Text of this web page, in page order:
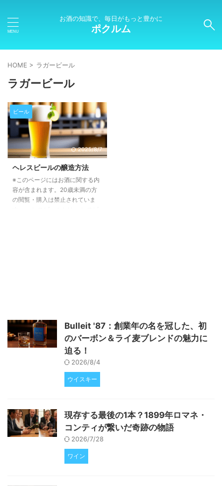
お酒の知識で、毎日がもっと豊かに
ポクルム
HOME > ラガービール
ラガービール
ビール
2025/8/7
ヘレスビールの醸造方法
※このページにはお酒に関する内
容が含まれます。20歳未満の方
の閲覧・購入は禁止されていま
の風味によって特徴付けられま
す。さらに、花やハーブを彷彿と
させるノーブルホップの香りと、
...
Bulleit '87：創業年の名を冠した、初
のバーボン＆ライ麦ブレンドの魅力に
迫る！
2026/8/4
ウイスキー
現存する最後の1本？1899年ロマネ・
コンティが繋いだ奇跡の物語
2026/7/28
ワイン